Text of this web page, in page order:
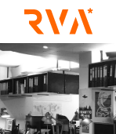
Passer
contenu